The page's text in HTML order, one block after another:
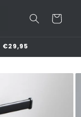
Winkelwagen
€29,95